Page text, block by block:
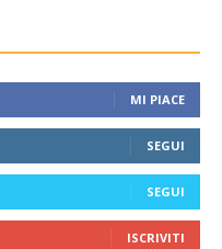
MI PIACE
SEGUI
SEGUI
ISCRIVITI